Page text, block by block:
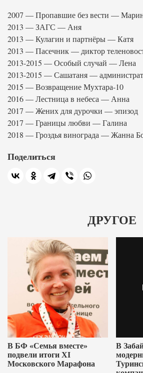
2007 — Пропавшие без вести —
2013 — ЗАГС — Аня
2013 — Кулагин и партнёры — Катя
2013 — Пасечник — диктор
2013-2015 — Особый случай — Лена
2013-2015 — Сашатаня —
2015 — Возвращение Мухтара-10
2016 — Лестница в небеса — Анна
2017 — Жених для дурочки — эпизод
2017 — Границы любви — Галина
2018 — Гроздья винограда — Жанна
Поделиться
ДРУГОЕ
В БФ «Семья вместе»
подвели итоги XI
Московского Марафона
В